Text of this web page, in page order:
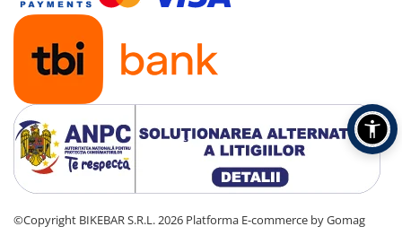
©Copyright BIKEBAR S.R.L. 2026 Platforma E-commerce by Gomag